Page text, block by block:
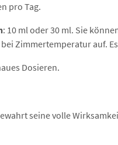
pro Tag.
: 10 ml oder 30 ml. Sie
Zimmertemperatur auf.
Dosieren.
seine volle